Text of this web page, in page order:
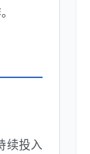
续投入